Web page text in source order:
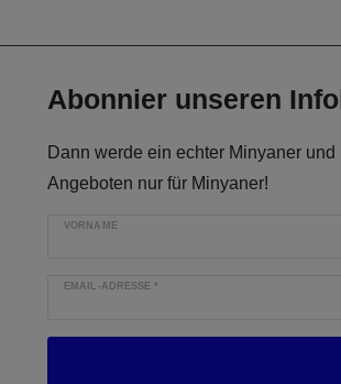
Abonnier unseren
Dann werde ein echter Minyaner
Angeboten nur für Minyaner!
VORNAME
EMAIL-ADRESSE*